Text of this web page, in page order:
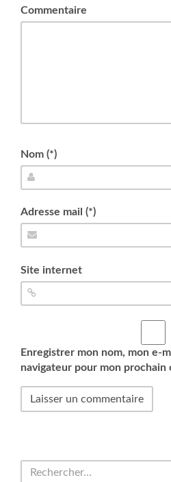
Commentaire
Nom (*)
Adresse mail (*)
Site internet
Enregistrer mon nom, mon e-
navigateur pour mon prochain